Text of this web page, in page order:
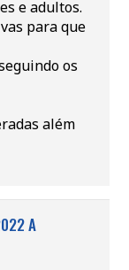
e adultos.
para que
os
além
A